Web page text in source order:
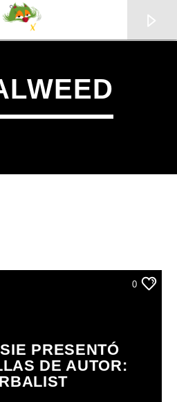
0
PRESENTÓ
DE AUTOR: